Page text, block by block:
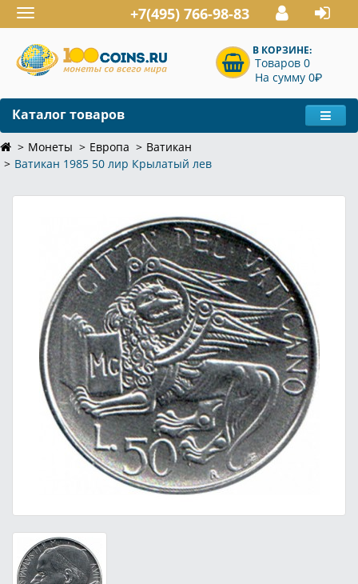
Toggle
navigation
+7(495) 766-98-83
В КОРЗИНЕ:
Товаров 0
На сумму 0P
Каталог товаров
Монеты Европа
Ватикан
Ватикан 1985 50 лир Крылатый лев